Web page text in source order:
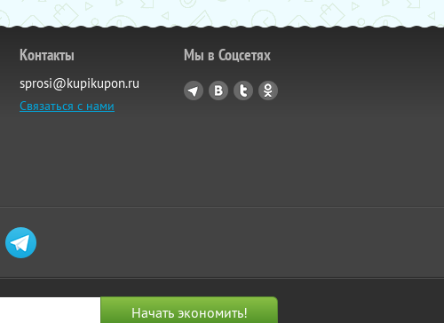
Контакты
sprosi@kupikupon.ru
Связаться с нами
Мы в Соцсетях